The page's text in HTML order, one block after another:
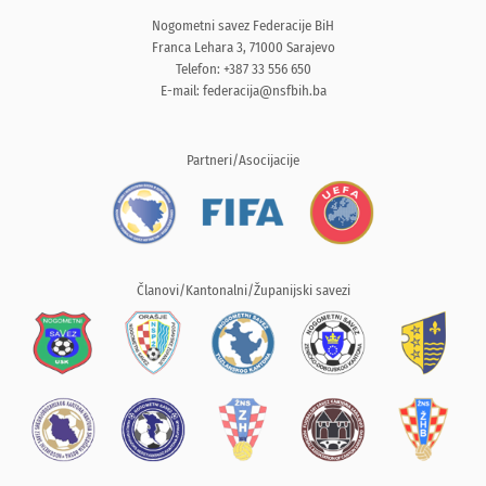
Nogometni savez Federacije BiH
Franca Lehara 3, 71000 Sarajevo
Telefon: +387 33 556 650
E-mail: federacija@nsfbih.ba
Partneri/Asocijacije
Članovi/Kantonalni/Županijski savezi